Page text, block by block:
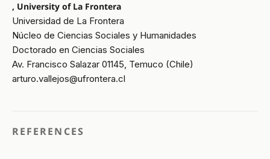
, University of La Frontera
Universidad de La Frontera
Núcleo de Ciencias Sociales y Humanidades
Doctorado en Ciencias Sociales
Av. Francisco Salazar 01145, Temuco (Chile)
arturo.vallejos@ufrontera.cl
REFERENCES